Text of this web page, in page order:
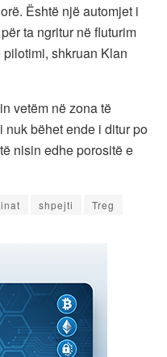
Është një automjet i
ta ngritur në fluturim
shkruan Klan
vetëm në zona të
nuk bëhet ende i ditur po
nisin edhe porositë e
shpejti Treg